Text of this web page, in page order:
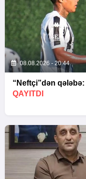
08.08.2026 - 20:44
“Neftçi”dən qələbə:
QAYITDI